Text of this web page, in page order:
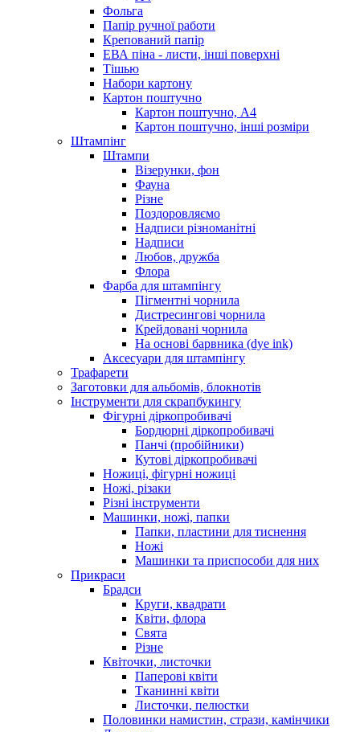
Фольга
Папір ручної работи
Крепований папір
ЕВА піна - листи, інші поверхні
Тішью
Набори картону
Картон поштучно
Картон поштучно, А4
Картон поштучно, інші розміри
Штампінг
Штампи
Візерунки, фон
Фауна
Різне
Поздоровляємо
Надписи різноманітні
Надписи
Любов, дружба
Флора
Фарба для штампінгу
Пігментні чорнила
Дистресингові чорнила
Крейдовані чорнила
На основі барвника (dye ink)
Аксесуари для штампінгу
Трафарети
Заготовки для альбомів, блокнотів
Інструменти для скрапбукингу
Фігурні діркопробивачі
Бордюрні діркопробивачі
Панчі (пробійники)
Кутові діркопробивачі
Ножиці, фігурні ножиці
Ножі, різаки
Різні інструменти
Машинки, ножі, папки
Папки, пластини для тиснення
Ножі
Машинки та приспособи для них
Прикраси
Брадси
Круги, квадрати
Квіти, флора
Свята
Різне
Квіточки, листочки
Паперові квіти
Тканинні квіти
Листочки, пелюстки
Половинки намистин, стрази, камінчики